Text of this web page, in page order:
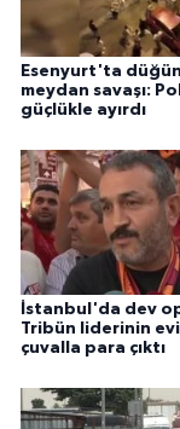
Esenyurt'ta
meydan savaşı:
güçlükle ayırdı
İstanbul'da dev
Tribün liderinin
çuvalla para çıktı